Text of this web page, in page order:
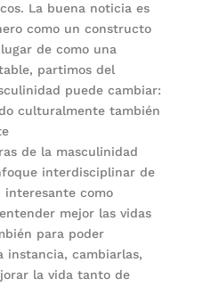
La buena noticia es
como un constructo
de como una
partimos del
puede cambiar:
culturalmente también
de la masculinidad
interdisciplinar de
interesante como
mejor las vidas
para poder
instancia, cambiarlas,
la vida tanto de